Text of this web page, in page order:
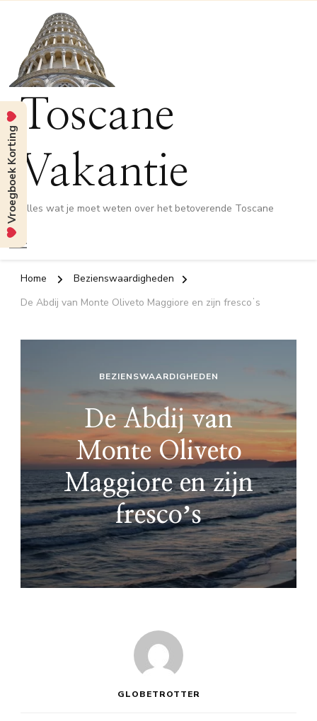
Toscane
Vakantie
Alles wat je moet weten over het betoverende Toscane
Home
Bezienswaardigheden
De Abdij van Monte Oliveto Maggiore en zijn frescoʼs
BEZIENSWAARDIGHEDEN
De Abdij van
Monte Oliveto
Maggiore en zijn
frescoʼs
GLOBETROTTER
Vroegboek Korting